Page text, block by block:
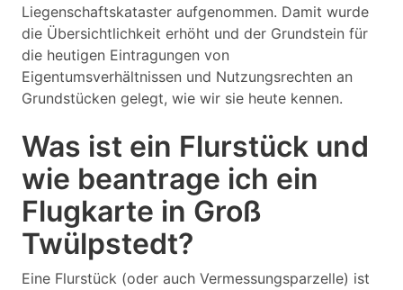
Liegenschaftskataster aufgenommen. Damit wurde
die Übersichtlichkeit erhöht und der Grundstein für
die heutigen Eintragungen von
Eigentumsverhältnissen und Nutzungsrechten an
Grundstücken gelegt, wie wir sie heute kennen.
Was ist ein Flurstück und
wie beantrage ich ein
Flugkarte in Groß
Twülpstedt?
Eine Flurstück (oder auch Vermessungsparzelle) ist